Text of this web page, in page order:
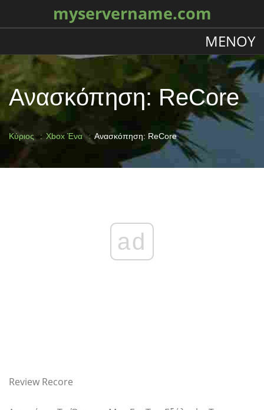
myservername.com
ΜΕΝΟΎ
Ανασκόπηση: ReCore
Κύριος Xbox Ένα Ανασκόπηση: ReCore
ad
Review Recore